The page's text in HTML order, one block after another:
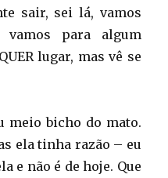
sair, sei lá, vamos
vamos para algum
lugar, mas vê se
meio bicho do mato.
ela tinha razão – eu
e não é de hoje. Que